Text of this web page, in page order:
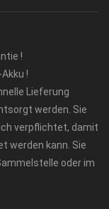
!
!
Lieferung
werden. Sie
verpflichtet, damit
werden kann. Sie
oder im